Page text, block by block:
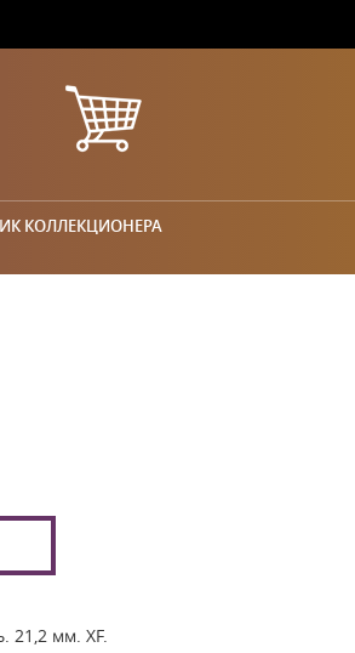
КОЛЛЕКЦИОНЕРА
21,2 мм. ХF.